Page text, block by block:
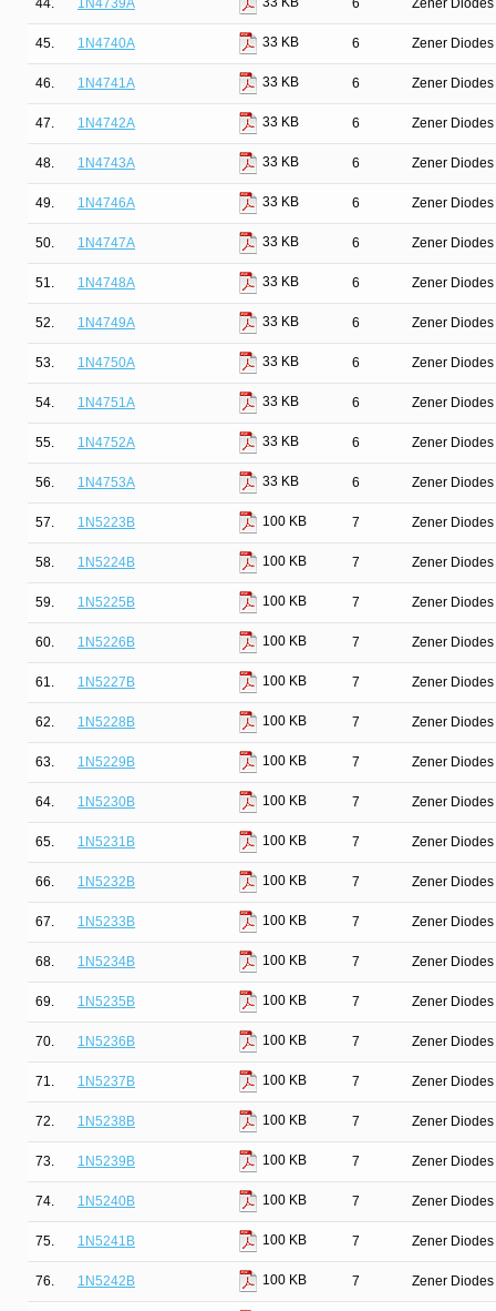
44. 1N4739A 6 Zener
45. 1N4740A 33 KB 6 Zener
46. 1N4741A 33 KB 6 Zener
47. 1N4742A 33 KB 6 Zener
48. 1N4743A 33 KB 6 Zener
49. 1N4746A 33 KB 6 Zener
50. 1N4747A 33 KB 6 Zener
51. 1N4748A 33 KB 6 Zener
52. 1N4749A 33 KB 6 Zener
53. 1N4750A 33 KB 6 Zener
54. 1N4751A 33 KB 6 Zener
55. 1N4752A 33 KB 6 Zener
56. 1N4753A 33 KB 6 Zener
57. 1N5223B 100 KB 7 Zener
58. 1N5224B 100 KB 7 Zener
59. 1N5225B 100 KB 7 Zener
60. 1N5226B 100 KB 7 Zener
61. 1N5227B 100 KB 7 Zener
62. 1N5228B 100 KB 7 Zener
63. 1N5229B 100 KB 7 Zener
64. 1N5230B 100 KB 7 Zener
65. 1N5231B 100 KB 7 Zener
66. 1N5232B 100 KB 7 Zener
67. 1N5233B 100 KB 7 Zener
68. 1N5234B 100 KB 7 Zener
69. 1N5235B 100 KB 7 Zener
70. 1N5236B 100 KB 7 Zener
71. 1N5237B 100 KB 7 Zener
72. 1N5238B 100 KB 7 Zener
73. 1N5239B 100 KB 7 Zener
74. 1N5240B 100 KB 7 Zener
75. 1N5241B 100 KB 7 Zener
76. 1N5242B 100 KB 7 Zener